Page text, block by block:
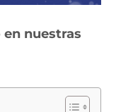
nuestras